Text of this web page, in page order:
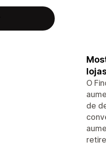
O
de